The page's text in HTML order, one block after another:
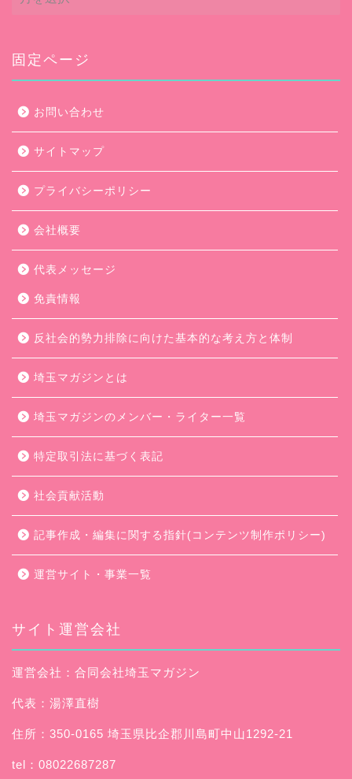
ー
ブ
固定ページ
お問い合わせ
サイトマップ
プライバシーポリシー
会社概要
代表メッセージ
免責情報
反社会的勢力排除に向けた基本的な考え方と体制
埼玉マガジンとは
埼玉マガジンのメンバー・ライター一覧
特定取引法に基づく表記
社会貢献活動
記事作成・編集に関する指針(コンテンツ制作ポリシー)
運営サイト・事業一覧
サイト運営会社
運営会社：合同会社埼玉マガジン
代表：湯澤直樹
住所：350-0165 埼玉県比企郡川島町中山1292-21
tel：08022687287